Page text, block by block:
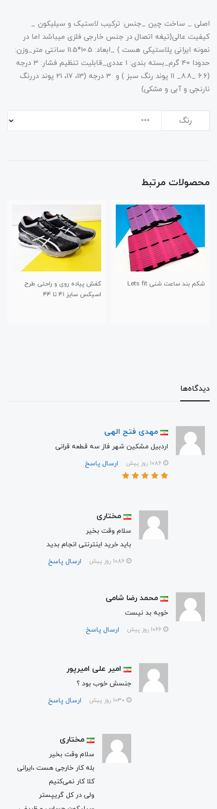
اصلی _ ساخت چین _جنس: ترکیب لاستیک و سیلیکون _
کیفیت عالی(تیغه اتصال در جنس خارجی فلزی میباشد اما در
نمونه ایرانی پلاستیکی هست ) _ابعاد: 10.5*11.5 سانتی متر_وزن:
حدودا 40 گرم_بسته بندی: 1 عددی_قابلیت تنظیم فشار: 3 درجه
(۶.۶ _۸.۸_ ۱۱ پوند رنگ سبز ) و 3 درجه (13، 17، 21 پوند دررنگ
نارنجی و آبی و مشکی)
رنگ
محصولات مرتبط
شکم بند ساعت شنی Lets fit
کفش پیاده روی و راحتی طرح
اسیکس سایز ۴۱ تا ۴۴
دیدگاه‌ها
مهدی فتح الهی
اردبیل مشکین شهر فاز سه قطعه قرانی
ارسال پاسخ
مختاری
سلام وقت بخیر
باید خرید اینترنتی انجام بدید
ارسال پاسخ
محمد رضا شامی
خوبه بد نیست
ارسال پاسخ
امیر علی امیرپور
جنسش خوب بود ؟
ارسال پاسخ
مختاری
سلام وقت بخیر
بله کار خارجی هست ،ایرانی
کلا کار نمی‌کنیم
ولی در کل گریپستر